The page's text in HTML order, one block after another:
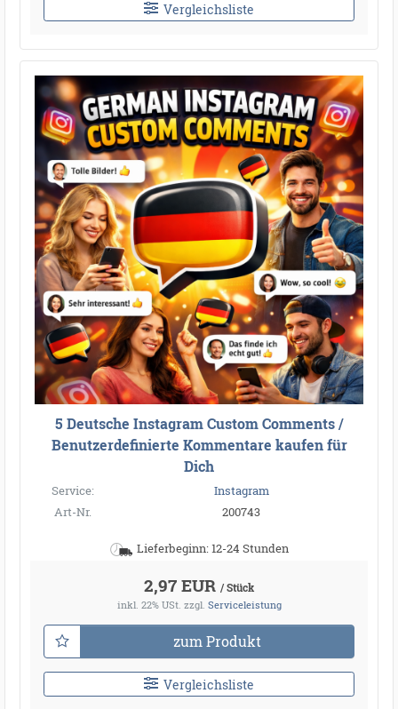
Vergleichsliste
5 Deutsche Instagram Custom Comments /
Benutzerdefinierte Kommentare kaufen für
Dich
Service:
Instagram
Art-Nr.
200743
Lieferbeginn: 12-24 Stunden
2,97 EUR / Stück
inkl. 22% USt. zzgl. Serviceleistung
zum Produkt
Vergleichsliste